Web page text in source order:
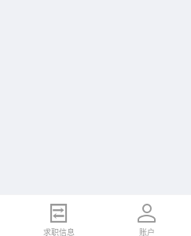
求职信息 账户